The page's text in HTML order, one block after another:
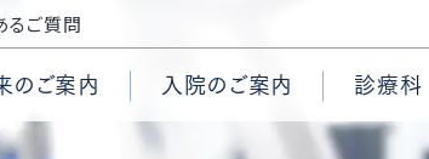
るご質問
のご案内 入院のご案内 診療科